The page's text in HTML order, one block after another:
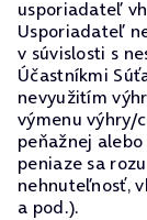
usporiadateľ
Usporiadateľ
v súvislosti s
Účastníkmi
nevyužitím
výmenu výhry/
peňažnej
peniaze sa
nehnuteľnosť,
a pod.).